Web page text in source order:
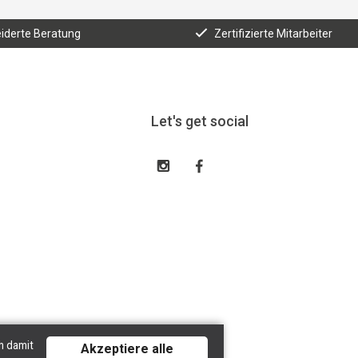
Beratung Zertifizierte Mitarbeiter
Let's get social
damit
Akzeptiere alle